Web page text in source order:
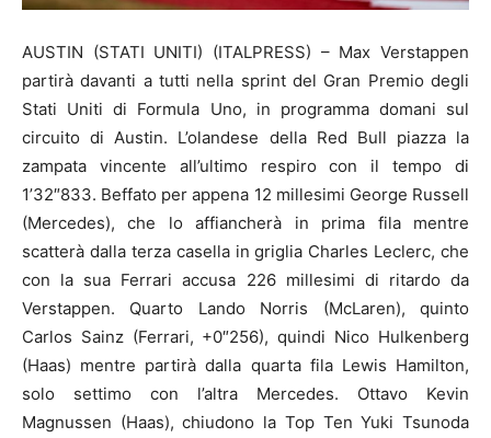
AUSTIN (STATI UNITI) (ITALPRESS) – Max Verstappen
partirà davanti a tutti nella sprint del Gran Premio degli
Stati Uniti di Formula Uno, in programma domani sul
circuito di Austin. L’olandese della Red Bull piazza la
zampata vincente all’ultimo respiro con il tempo di
1’32″833. Beffato per appena 12 millesimi George Russell
(Mercedes), che lo affiancherà in prima fila mentre
scatterà dalla terza casella in griglia Charles Leclerc, che
con la sua Ferrari accusa 226 millesimi di ritardo da
Verstappen. Quarto Lando Norris (McLaren), quinto
Carlos Sainz (Ferrari, +0″256), quindi Nico Hulkenberg
(Haas) mentre partirà dalla quarta fila Lewis Hamilton,
solo settimo con l’altra Mercedes. Ottavo Kevin
Magnussen (Haas), chiudono la Top Ten Yuki Tsunoda